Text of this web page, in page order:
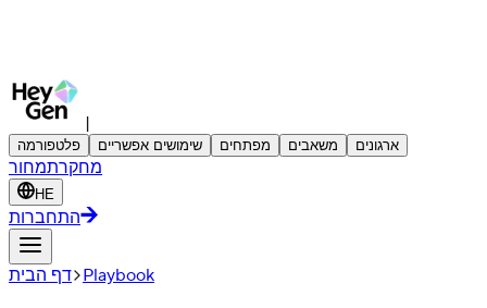
|
פלטפורמה שימושים אפשריים מפתחים משאבים ארגונים
מחקרתמחור
HE
התחברות
דף הבית Playbook